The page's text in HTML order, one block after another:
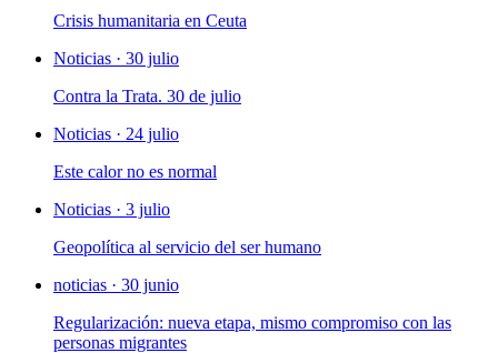
Crisis humanitaria en Ceuta
Noticias · 30 julio
Contra la Trata. 30 de julio
Noticias · 24 julio
Este calor no es normal
Noticias · 3 julio
Geopolítica al servicio del ser humano
noticias · 30 junio
Regularización: nueva etapa, mismo compromiso con las
personas migrantes